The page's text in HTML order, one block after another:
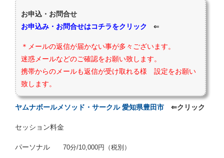
お申込・お問合せ
お申込み・お問合せはコチラをクリック
⇐
＊メールの返信が届かない事が多々ございます。
迷惑メールなどのご確認をお願い致します。
携帯からのメールも返信が受け取れる様 設定をお願い
致します。
ヤムナボールメソッド・サークル 愛知県豊田市 ⇐クリック
セッション料金
パーソナル 70分/10,000円（税別）